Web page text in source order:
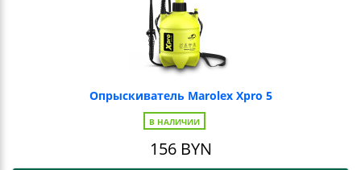
Опрыскиватель Marolex Xpro 5
В НАЛИЧИИ
156BYN